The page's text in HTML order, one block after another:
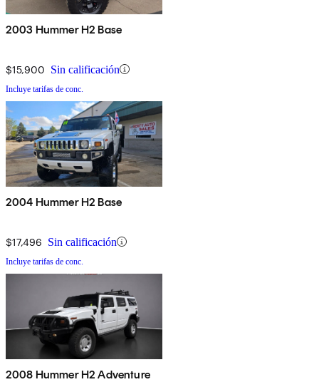
2003 Hummer H2 Base
$15,900 Sin calificación
Incluye tarifas de conc.
2004 Hummer H2 Base
$17,496 Sin calificación
Incluye tarifas de conc.
2008 Hummer H2 Adventure